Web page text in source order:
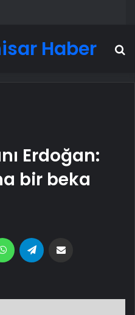
Haber
Erdoğan:
bir beka
WhatsApp